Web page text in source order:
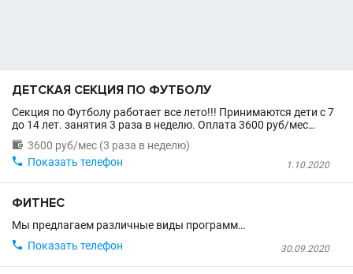
ДЕТСКАЯ СЕКЦИЯ ПО ФУТБОЛУ
Секция по Футболу работает все лето!!! Принимаются дети с 7
до 14 лет. занятия 3 раза в неделю. Оплата 3600 руб/мес…
 3600 руб/мес (3 раза в неделю)
1.10.2020
 Показать телефон
ФИТНЕС
Мы предлагаем различные виды программ…
30.09.2020
 Показать телефон